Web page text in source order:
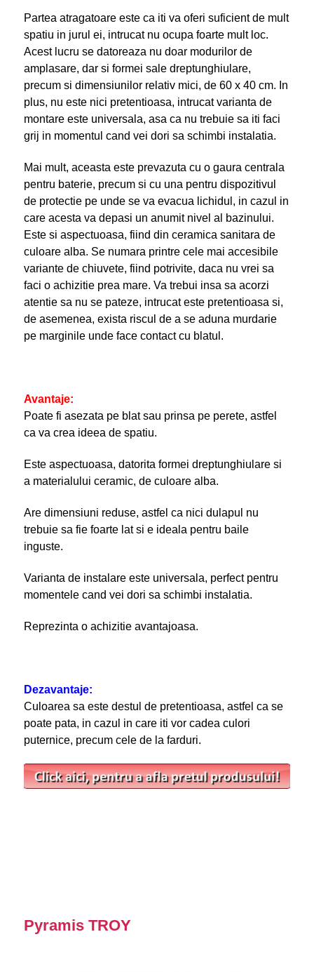
Partea atragatoare este ca iti va oferi suficient de mult
spatiu in jurul ei, intrucat nu ocupa foarte mult loc.
Acest lucru se datoreaza nu doar modurilor de
amplasare, dar si formei sale dreptunghiulare,
precum si dimensiunilor relativ mici, de 60 x 40 cm. In
plus, nu este nici pretentioasa, intrucat varianta de
montare este universala, asa ca nu trebuie sa iti faci
grij in momentul cand vei dori sa schimbi instalatia.
Mai mult, aceasta este prevazuta cu o gaura centrala
pentru baterie, precum si cu una pentru dispozitivul
de protectie pe unde se va evacua lichidul, in cazul in
care acesta va depasi un anumit nivel al bazinului.
Este si aspectuoasa, fiind din ceramica sanitara de
culoare alba. Se numara printre cele mai accesibile
variante de chiuvete, fiind potrivite, daca nu vrei sa
faci o achizitie prea mare. Va trebui insa sa acorzi
atentie sa nu se pateze, intrucat este pretentioasa si,
de asemenea, exista riscul de a se aduna murdarie
pe marginile unde face contact cu blatul.
Avantaje:
Poate fi asezata pe blat sau prinsa pe perete, astfel
ca va crea ideea de spatiu.
Este aspectuoasa, datorita formei dreptunghiulare si
a materialului ceramic, de culoare alba.
Are dimensiuni reduse, astfel ca nici dulapul nu
trebuie sa fie foarte lat si e ideala pentru baile
inguste.
Varianta de instalare este universala, perfect pentru
momentele cand vei dori sa schimbi instalatia.
Reprezinta o achizitie avantajoasa.
Dezavantaje:
Culoarea sa este destul de pretentioasa, astfel ca se
poate pata, in cazul in care iti vor cadea culori
puternice, precum cele de la farduri.
Pyramis TROY